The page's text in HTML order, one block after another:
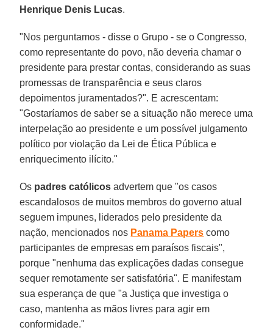
Henrique Denis Lucas.
"Nos perguntamos - disse o Grupo - se o Congresso,
como representante do povo, não deveria chamar o
presidente para prestar contas, considerando as suas
promessas de transparência e seus claros
depoimentos juramentados?". E acrescentam:
"Gostaríamos de saber se a situação não merece uma
interpelação ao presidente e um possível julgamento
político por violação da Lei de Ética Pública e
enriquecimento ilícito."
Os padres católicos advertem que "os casos
escandalosos de muitos membros do governo atual
seguem impunes, liderados pelo presidente da
nação, mencionados nos Panama Papers como
participantes de empresas em paraísos fiscais",
porque "nenhuma das explicações dadas consegue
sequer remotamente ser satisfatória". E manifestam
sua esperança de que "a Justiça que investiga o
caso, mantenha as mãos livres para agir em
conformidade."